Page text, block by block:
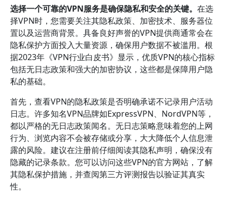
选择一个可靠的VPN服务是确保隐私和安全的关键。 在选
择VPN时，您需要关注其隐私政策、加密技术、服务器位
置以及运营商背景。具备良好声誉的VPN提供商通常会在
隐私保护方面投入大量资源，确保用户数据不被滥用。根
据2023年《VPN行业白皮书》显示，优质VPN的核心指标
包括无日志政策和强大的加密协议，这些都是保障用户隐
私的基础。
首先，查看VPN的隐私政策是否明确承诺不记录用户活动
日志。许多知名VPN品牌如ExpressVPN、NordVPN等，
都以严格的无日志政策闻名。无日志策略意味着您的上网
行为、浏览内容不会被存储或分享，大大降低个人信息泄
露的风险。建议在注册前仔细阅读其隐私声明，确保没有
隐藏的记录条款。您可以访问这些VPN的官方网站，了解
其隐私保护措施，并查阅第三方评测报告以验证其真实
性。